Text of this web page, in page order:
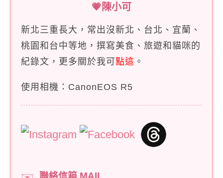
💗陳小可
新北三重長大，常出沒新北、台北、宜蘭、
桃園和台中等地，撰寫美食、旅遊和貓咪的
紀錄文，更多關於我可 點這 。
使用相機：CanonEOS R5
聯絡信箱 MAIL